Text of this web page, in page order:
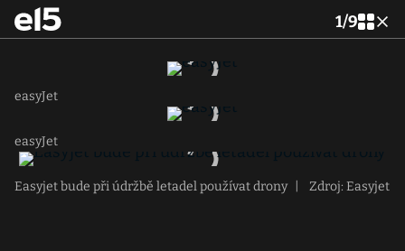
1/9
easyJet
easyJet
Easyjet bude při údržbě letadel používat drony Zdroj: Easyjet